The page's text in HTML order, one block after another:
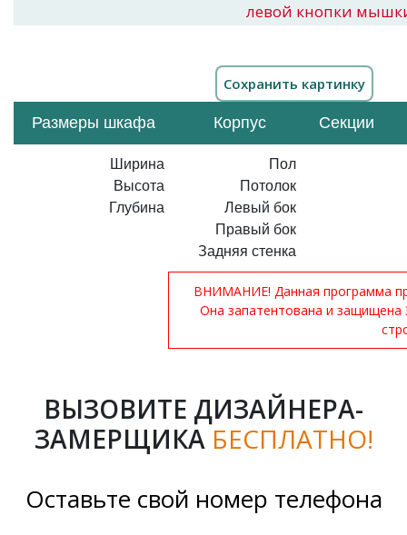
левой кнопки
Размеры шкафа Корпус Секции
Ширина
Высота
Глубина
Пол
Потолок
Левый бок
Правый бок
Задняя стенка
ВНИМАНИЕ! Данная программа
Она запатентована и
ВЫЗОВИТЕ ДИЗАЙНЕРА-
ЗАМЕРЩИКА БЕСПЛАТНО!
Оставьте свой номер телефона